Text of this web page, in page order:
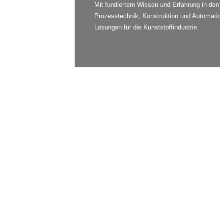
Mit fundiertem Wissen und Erfahrung in
Prozesstechnik, Konstruktion und
Lösungen für die Kunststoffindustrie.